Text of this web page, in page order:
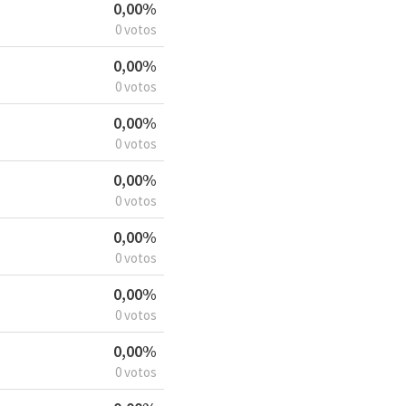
0,00%
0 votos
0,00%
0 votos
0,00%
0 votos
0,00%
0 votos
0,00%
0 votos
0,00%
0 votos
0,00%
0 votos